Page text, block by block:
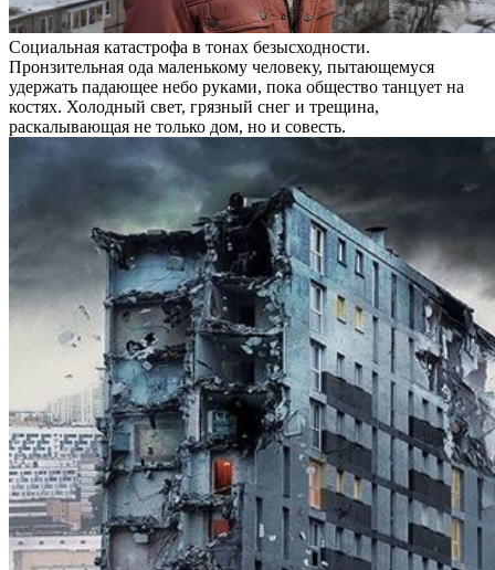
Социальная катастрофа в тонах безысходности.
Пронзительная ода маленькому человеку, пытающемуся
удержать падающее небо руками, пока общество танцует на
костях. Холодный свет, грязный снег и трещина,
раскалывающая не только дом, но и совесть.